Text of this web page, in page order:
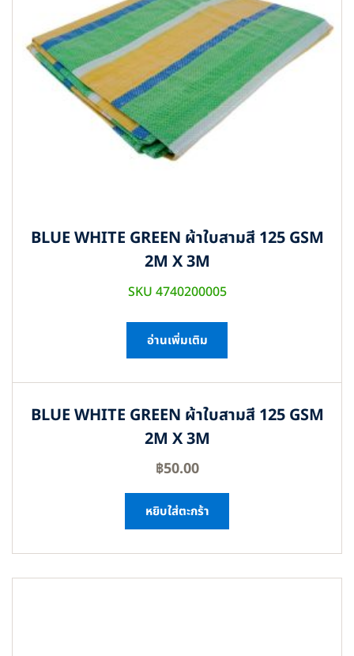
BLUE WHITE GREEN ผ้าใบสามสี 125 GSM
2M X 3M
SKU 4740200005
อ่านเพิ่มเติม
BLUE WHITE GREEN ผ้าใบสามสี 125 GSM
2M X 3M
฿50.00
หยิบใส่ตะกร้า